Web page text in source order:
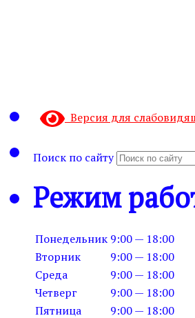
Версия для
Поиск по сайту
Режим
Понедельник 9:00 — 18:00
Вторник
9:00 — 18:00
Среда
9:00 — 18:00
Четверг
9:00 — 18:00
Пятница
9:00 — 18:00